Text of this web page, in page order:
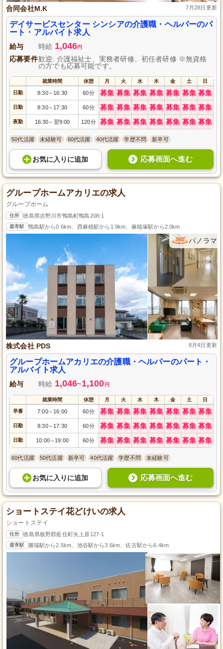
合同会社M.K 7月28日更新
デイサービスセンター シンシアの介護職・ヘルパーのパ
ート・アルバイト求人
給与 時給 1,046円
応募要件歓迎: 介護福祉士、実務者研修、初任者研修 ※無資格
の方でも応募可能です。
就業時間 休憩 月 火 水 木 金 土 日
日勤 8:30～ 16:30 60分 募集 募集 募集 募集 募集 募集 募集
日勤 8:30～ 17:30 60分 募集 募集 募集 募集 募集 募集 募集
夜勤 16:30～ 翌9:00 120分 募集 募集 募集 募集 募集 募集 募集
50代活躍 未経験可 60代活躍 40代活躍 学歴不問 新卒可
お気に入り に追加 応募画面へ進む
グループホームアカリエの求人
グループホーム
住所 徳島県吉野川市鴨島町鴨島208-1
最寄駅 鴨島駅から0.6km、西麻植駅から1.9km、麻植塚駅から2.0km
パノラマ
株式会社 PDS 8月4日更新
グループホームアカリエの介護職・ヘルパーのパート・
アルバイト求人
給与 時給 1,046~1,100 円
就業時間 休憩 月 火 水 木 金 土 日
早番 7:00～ 16:00 60分 募集 募集 募集 募集 募集 募集 募集
日勤 8:30～ 17:30 60分 募集 募集 募集 募集 募集 募集 募集
日勤 10:00～ 19:00 60分 募集 募集 募集 募集 募集 募集 募集
60代活躍 50代活躍 新卒可 40代活躍 学歴不問 未経験可
お気に入り に追加 応募画面へ進む
ショートステイ花どけいの求人
ショートステイ
住所 徳島県板野郡藍住町矢上原127-1
最寄駅 勝瑞駅から2.5km、池谷駅から3.6km、佐古駅から6.4km